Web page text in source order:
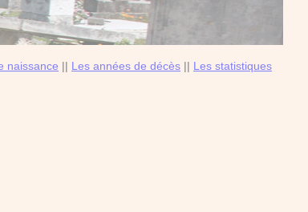
naissance || Les années de décès || Les statistiques